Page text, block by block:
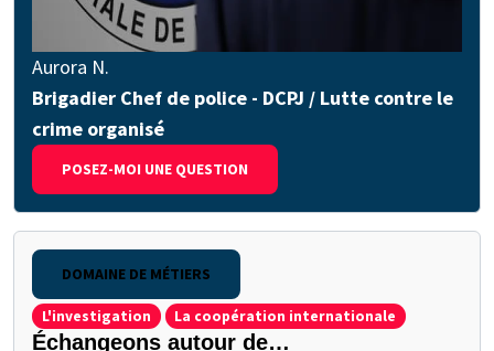
Aurora N.
Brigadier Chef de police - DCPJ / Lutte contre le
crime organisé
POSEZ-MOI UNE QUESTION
DOMAINE DE MÉTIERS
L'investigation La coopération internationale
Échangeons autour de…